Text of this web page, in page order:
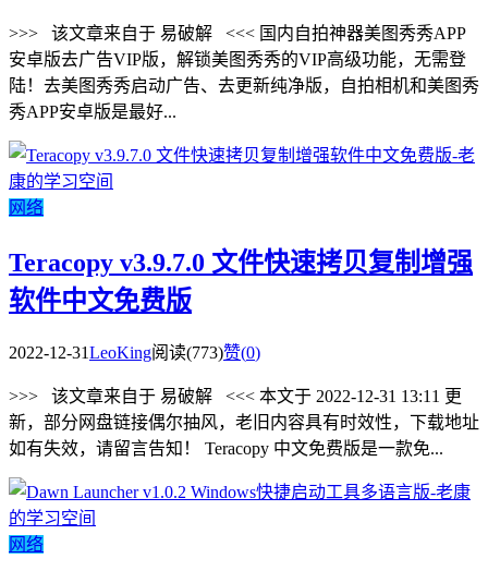
>>> 该文章来自于 易破解 <<< 国内自拍神器美图秀秀APP
安卓版去广告VIP版，解锁美图秀秀的VIP高级功能，无需登
陆！去美图秀秀启动广告、去更新纯净版，自拍相机和美图秀
秀APP安卓版是最好...
网络
Teracopy v3.9.7.0 文件快速拷贝复制增强
软件中文免费版
2022-12-31LeoKing阅读(773)赞(0)
>>> 该文章来自于 易破解 <<< 本文于 2022-12-31 13:11 更
新，部分网盘链接偶尔抽风，老旧内容具有时效性，下载地址
如有失效，请留言告知！ Teracopy 中文免费版是一款免...
网络